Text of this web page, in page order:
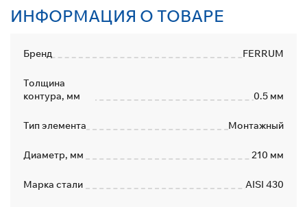
ИНФОРМАЦИЯ О ТОВАРЕ
Бренд FERRUM
Толщина
контура, мм
0.5 мм
Тип элемента Монтажный
Диаметр, мм 210 мм
Марка стали AISI 430